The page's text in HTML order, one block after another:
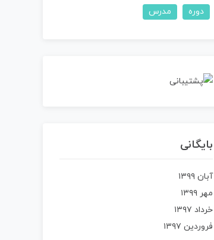
دوره مدرس
بایگانی
آبان ۱۳۹۹
مهر ۱۳۹۹
خرداد ۱۳۹۷
فروردین ۱۳۹۷